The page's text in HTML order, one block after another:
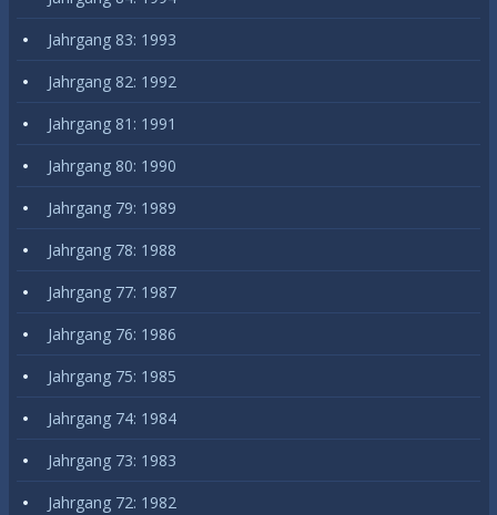
Jahrgang 83: 1993
Jahrgang 82: 1992
Jahrgang 81: 1991
Jahrgang 80: 1990
Jahrgang 79: 1989
Jahrgang 78: 1988
Jahrgang 77: 1987
Jahrgang 76: 1986
Jahrgang 75: 1985
Jahrgang 74: 1984
Jahrgang 73: 1983
Jahrgang 72: 1982